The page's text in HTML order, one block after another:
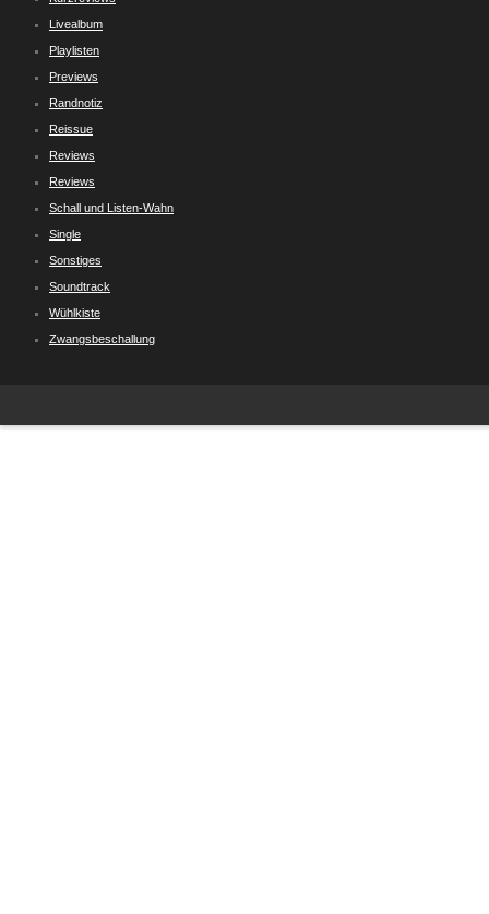
Livealbum
Playlisten
Previews
Randnotiz
Reissue
Reviews
Reviews
Schall und Listen-Wahn
Single
Sonstiges
Soundtrack
Wühlkiste
Zwangsbeschallung